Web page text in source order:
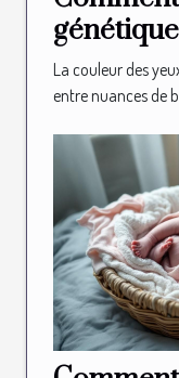
la
La couleur des
entre nuances de